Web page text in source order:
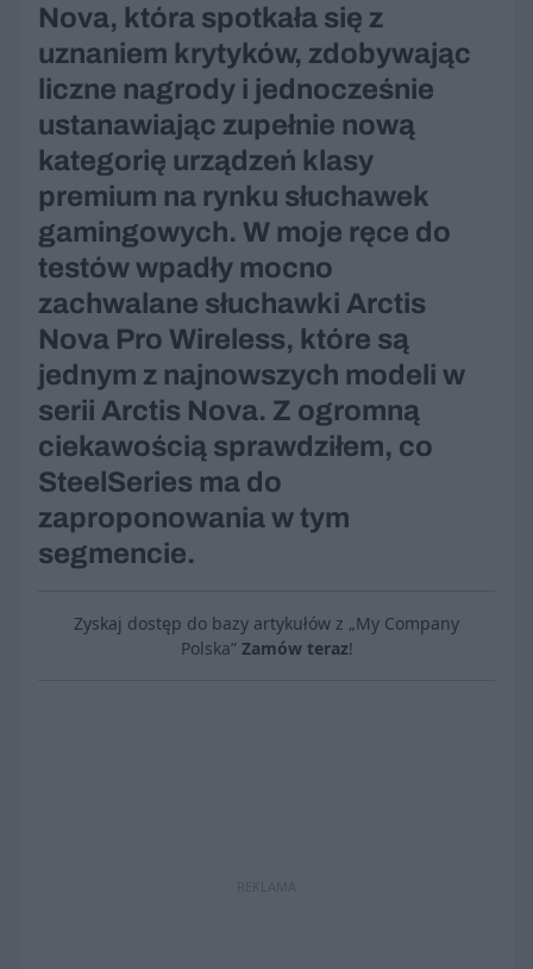
Nova, która spotkała się z
uznaniem krytyków, zdobywając
liczne nagrody i jednocześnie
ustanawiając zupełnie nową
kategorię urządzeń klasy
premium na rynku słuchawek
gamingowych. W moje ręce do
testów wpadły mocno
zachwalane słuchawki Arctis
Nova Pro Wireless, które są
jednym z najnowszych modeli w
serii Arctis Nova. Z ogromną
ciekawością sprawdziłem, co
SteelSeries ma do
zaproponowania w tym
segmencie.
Zyskaj dostęp do bazy artykułów z „My Company
Polska” Zamów teraz!
REKLAMA